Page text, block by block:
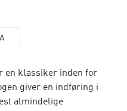
en klassiker inden for
giver en indføring i
almindelige